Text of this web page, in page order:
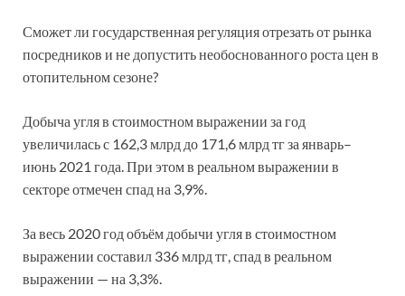
Сможет ли государственная регуляция отрезать от рынка
посредников и не допустить необоснованного роста цен в
отопительном сезоне?
Добыча угля в стоимостном выражении за год
увеличилась с 162,3 млрд до 171,6 млрд тг за январь–
июнь 2021 года. При этом в реальном выражении в
секторе отмечен спад на 3,9%.
За весь 2020 год объём добычи угля в стоимостном
выражении составил 336 млрд тг, спад в реальном
выражении — на 3,3%.